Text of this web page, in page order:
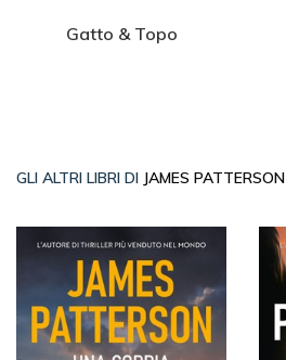
Gatto & Topo
GLI ALTRI LIBRI DI JAMES PATTERSON